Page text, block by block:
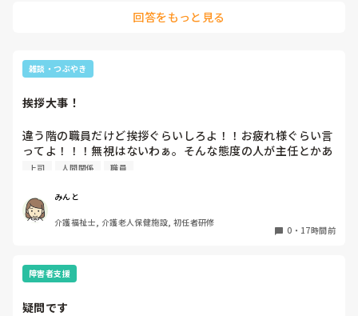
カイテク渡り歩いてる人ってウンチク垂れたがるんですかね。
も「今日限りだから」って適当なことやるとか？
やいやはや
回答をもっと見る
雑談・つぶやき
挨拶大事！
違う階の職員だけど挨拶ぐらいしろよ！！お疲れ様ぐらい言
ってよ！！！無視はないわぁ。そんな態度の人が主任とかあ
りえない。
上司 人間関係 職員
みんと
介護福祉士, 介護老人保健施設, 初任者研修
0 ・ 17時間前
障害者支援
疑問です